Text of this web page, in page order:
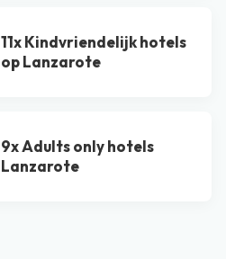
11x Kindvriendelijk hotels
op Lanzarote
9x Adults only hotels
Lanzarote